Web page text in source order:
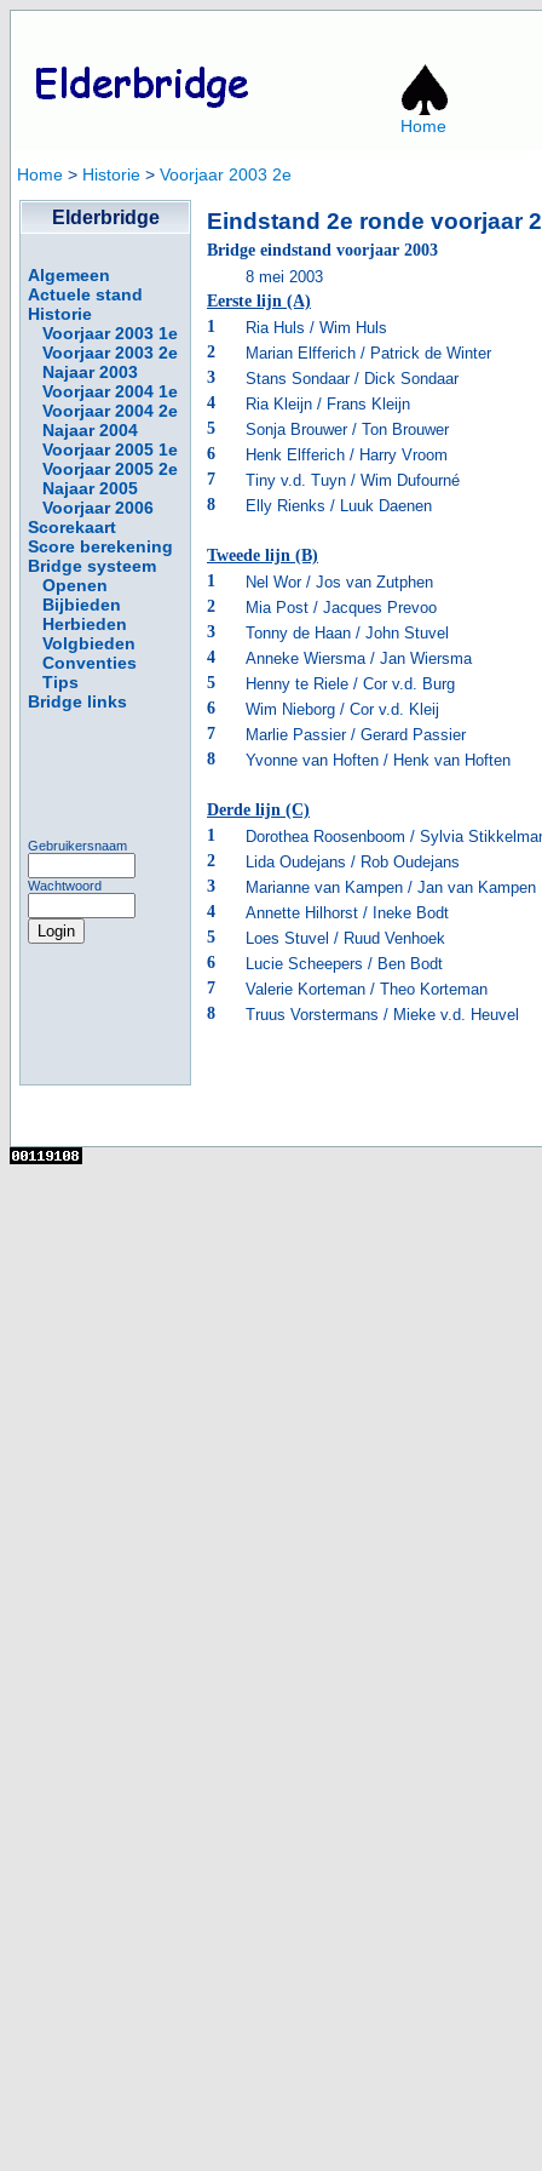
Home
Home > Historie > Voorjaar 2003 2e
Elderbridge
Algemeen
Actuele stand
Historie
Voorjaar 2003 1e
Voorjaar 2003 2e
Najaar 2003
Voorjaar 2004 1e
Voorjaar 2004 2e
Najaar 2004
Voorjaar 2005 1e
Voorjaar 2005 2e
Najaar 2005
Voorjaar 2006
Scorekaart
Score berekening
Bridge systeem
Openen
Bijbieden
Herbieden
Volgbieden
Conventies
Tips
Bridge links
Gebruikersnaam
Wachtwoord
Eindstand 2e ronde voorjaar
Bridge eindstand voorjaar 2003
8 mei 2003
Eerste lijn (A)
1
Ria Huls / Wim Huls
2
Marian Elfferich / Patrick de Winter
3
Stans Sondaar / Dick Sondaar
4
Ria Kleijn / Frans Kleijn
5
Sonja Brouwer / Ton Brouwer
6
Henk Elfferich / Harry Vroom
7
Tiny v.d. Tuyn / Wim Dufourné
8
Elly Rienks / Luuk Daenen
Tweede lijn (B)
1
Nel Wor / Jos van Zutphen
2
Mia Post / Jacques Prevoo
3
Tonny de Haan / John Stuvel
4
Anneke Wiersma / Jan Wiersma
5
Henny te Riele / Cor v.d. Burg
6
Wim Nieborg / Cor v.d. Kleij
7
Marlie Passier / Gerard Passier
8
Yvonne van Hoften / Henk van Hoften
Derde lijn (C)
1
Dorothea Roosenboom / Sylvia
2
Lida Oudejans / Rob Oudejans
3
Marianne van Kampen / Jan van Kampen
4
Annette Hilhorst / Ineke Bodt
5
Loes Stuvel / Ruud Venhoek
6
Lucie Scheepers / Ben Bodt
7
Valerie Korteman / Theo Korteman
8
Truus Vorstermans / Mieke v.d. Heuvel